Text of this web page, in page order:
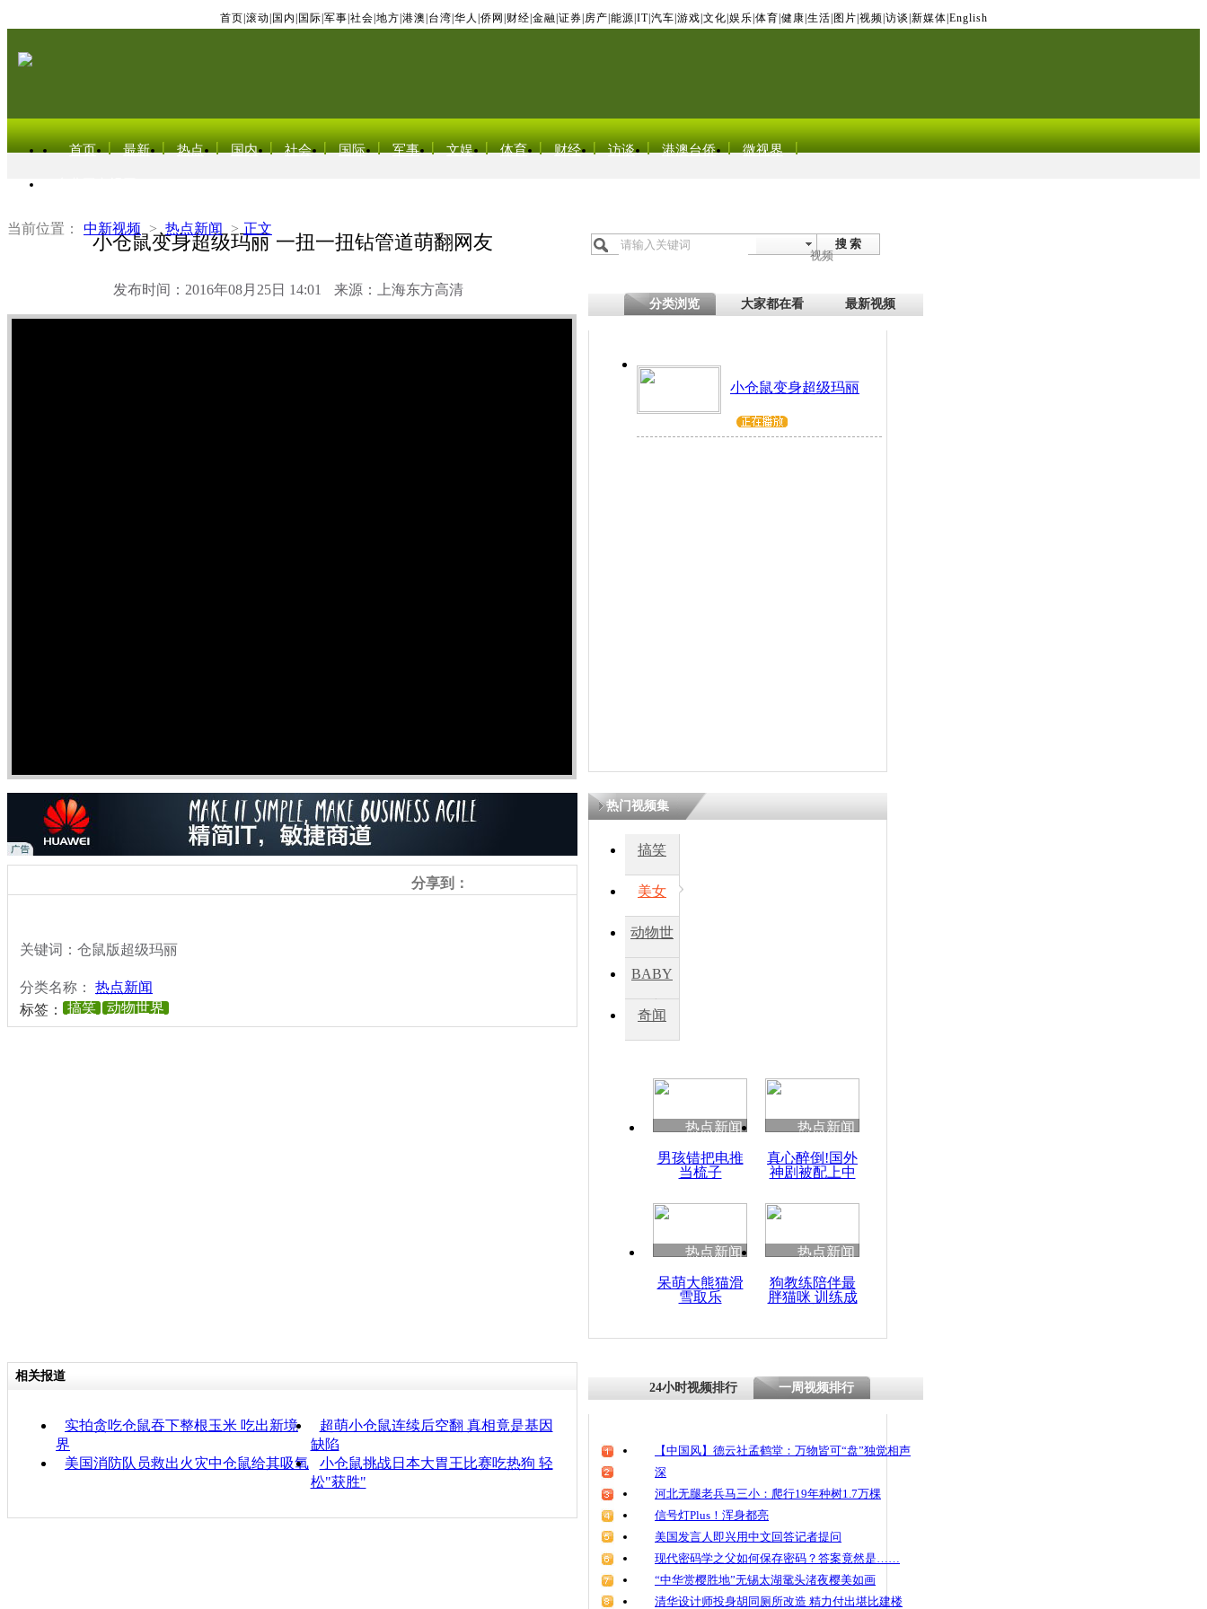
首页 滚动 国内 国际 军事 社会 地方 港澳 台湾 华人 侨网 财经 金融 证券 房产 能源 IT| 汽车 游戏 文化 娱乐 体育 健康 生活 图片 视频 访谈 新媒体 English
首页 最新 热点 国内 社会 国际 军事 文娱 体育 财经 访谈 港澳台侨 微视界
当前位置： 中新视频 > 热点新闻 > 正文
小仓鼠变身超级玛丽 一扭一扭钻管道萌翻网友
发布时间：2016年08月25日 14:01 来源：上海东方高清
搜 索
视频
分类浏览 大家都在看 最新视频
小仓鼠变身超级玛丽
分享到：
关键词：仓鼠版超级玛丽
分类名称： 热点新闻
标签：
搞笑 动物世界
热门视频集
搞笑
美女
动物世
BABY
秀
奇闻
热点新闻
男孩错把电推
当梳子
热点新闻
真心醉倒!国外
神剧被配上中
热点新闻
呆萌大熊猫滑
雪取乐
热点新闻
狗教练陪伴最
胖猫咪 训练成
相关报道
实拍贪吃仓鼠吞下整根玉米 吃出新境
界
超萌小仓鼠连续后空翻 真相竟是基因
缺陷
美国消防队员救出火灾中仓鼠给其吸氧
小仓鼠挑战日本大胃王比赛吃热狗 轻
松"获胜"
24小时视频排行 一周视频排行
【中国风】德云社孟鹤堂：万物皆可“盘”独觉相声
深
河北无腿老兵马三小：爬行19年种树1.7万棵
信号灯Plus！浑身都亮
美国发言人即兴用中文回答记者提问
现代密码学之父如何保存密码？答案竟然是……
“中华赏樱胜地”无锡太湖鼋头渚夜樱美如画
清华设计师投身胡同厕所改造 精力付出堪比建楼